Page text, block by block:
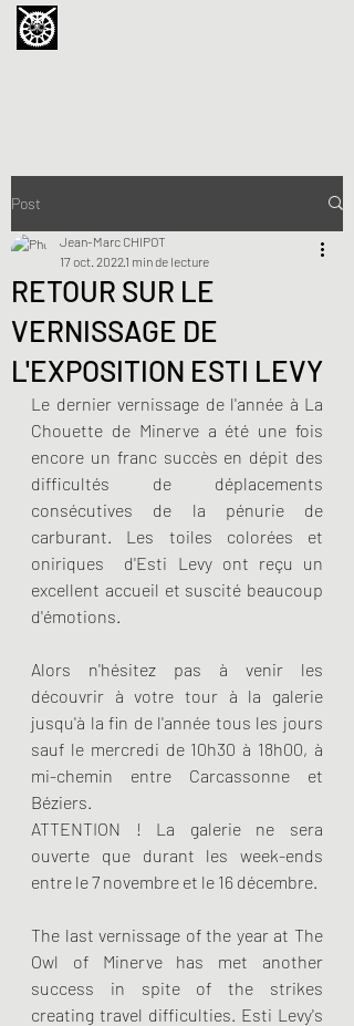
Post
RETOUR SUR LE
VERNISSAGE DE
L'EXPOSITION ESTI LEVY
Jean-Marc CHIPOT
17 oct. 20221 min de lecture
Le dernier vernissage de l'année à La
Chouette de Minerve a été une fois
encore un franc succès en dépit des
difficultés de déplacements
consécutives de la pénurie de
carburant. Les toiles colorées et
oniriques  d'Esti Levy ont reçu un
excellent accueil et suscité beaucoup
d'émotions.
Alors n'hésitez pas à venir les
découvrir à votre tour à la galerie
jusqu'à la fin de l'année tous les jours
sauf le mercredi de 10h30 à 18h00, à
mi-chemin entre Carcassonne et
Béziers.
ATTENTION ! La galerie ne sera
ouverte que durant les week-ends
entre le 7 novembre et le 16 décembre.
The last vernissage of the year at The
Owl of Minerve has met another
success in spite of the strikes
creating travel difficulties. Esti Levy's